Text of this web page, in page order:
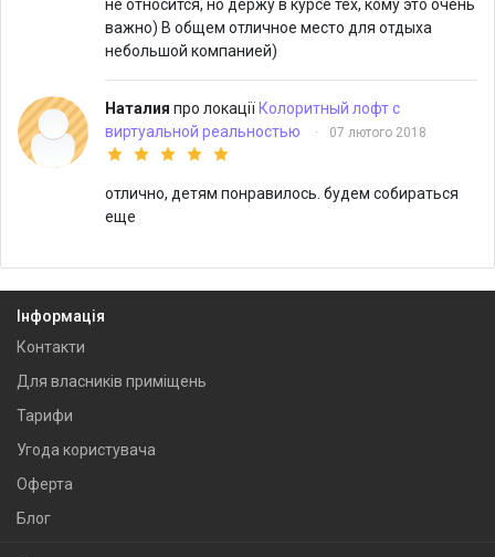
не относится, но держу в курсе тех, кому это очень
важно) В общем отличное место для отдыха
небольшой компанией)
Наталия про локації Колоритный лофт c
виртуальной реальностью
· 07 лютого 2018
отлично, детям понравилось. будем собираться
еще
Інформація
Контакти
Для власників приміщень
Тарифи
Угода користувача
Оферта
Блог